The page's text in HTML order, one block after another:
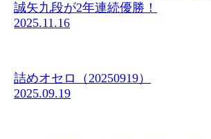
誠矢九段が2年連続優勝！
2025.11.16
詰めオセロ（20250919）
2025.09.19